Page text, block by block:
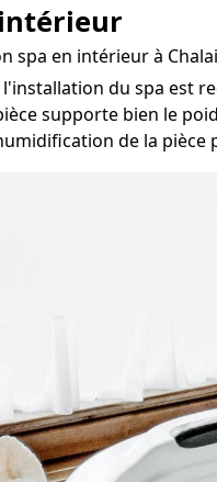
spa en intérieur à
du spa est
supporte bien le
de la